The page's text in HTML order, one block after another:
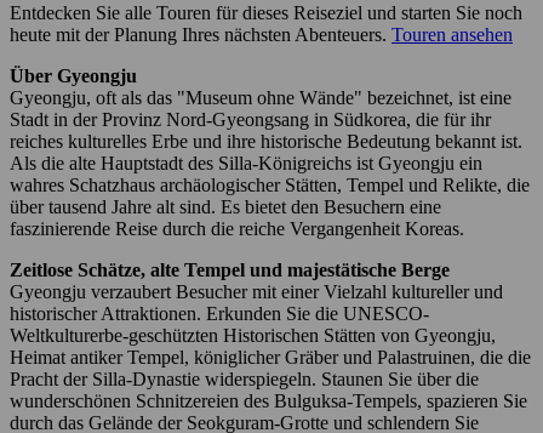
Entdecken Sie alle Touren für dieses Reiseziel und starten Sie noch
heute mit der Planung Ihres nächsten Abenteuers. Touren ansehen
Über Gyeongju
Gyeongju, oft als das "Museum ohne Wände" bezeichnet, ist eine
Stadt in der Provinz Nord-Gyeongsang in Südkorea, die für ihr
reiches kulturelles Erbe und ihre historische Bedeutung bekannt ist.
Als die alte Hauptstadt des Silla-Königreichs ist Gyeongju ein
wahres Schatzhaus archäologischer Stätten, Tempel und Relikte, die
über tausend Jahre alt sind. Es bietet den Besuchern eine
faszinierende Reise durch die reiche Vergangenheit Koreas.
Zeitlose Schätze, alte Tempel und majestätische Berge
Gyeongju verzaubert Besucher mit einer Vielzahl kultureller und
historischer Attraktionen. Erkunden Sie die UNESCO-
Weltkulturerbe-geschützten Historischen Stätten von Gyeongju,
Heimat antiker Tempel, königlicher Gräber und Palastruinen, die die
Pracht der Silla-Dynastie widerspiegeln. Staunen Sie über die
wunderschönen Schnitzereien des Bulguksa-Tempels, spazieren Sie
durch das Gelände der Seokguram-Grotte und schlendern Sie